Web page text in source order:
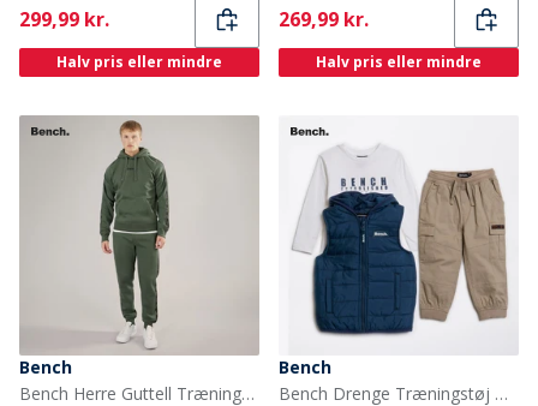
Current
299,99 kr.
Halv pris eller mindre
Current
269,99 kr.
Halv pris eller mindre
Bench
Bench Herre Guttell Træningsdragt med Mærkebånd Detalje Khaki
Bench
Bench Drenge Træningstøj Hvid